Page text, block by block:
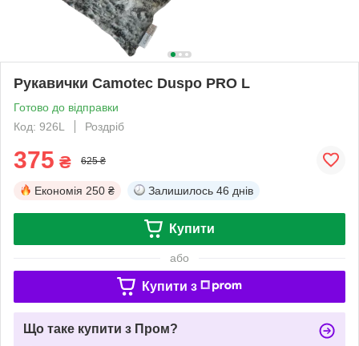
Рукавички Camotec Duspo PRO L
Готово до відправки
Код: 926L
Роздріб
375 ₴ 625 ₴
Економія 250 ₴ Залишилось 46 днів
Купити
або
Купити з
Що таке купити з Пром?